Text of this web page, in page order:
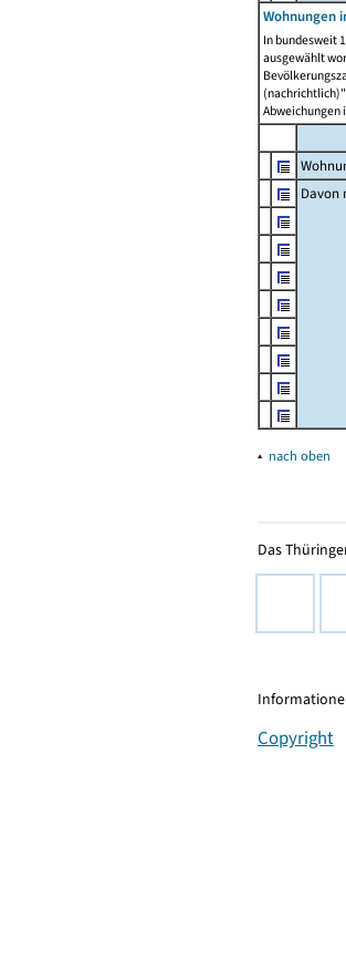
Wohnungen
In bundesweit
ausgewählt
Abweichungen
Davon
▴ nach oben
Das
Copyright